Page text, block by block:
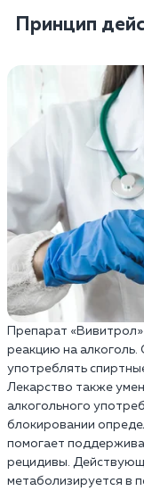
Принцип
Препарат
реакцию на
употреблять
Лекарство также
алкогольного
блокировании
помогает
рецидивы.
метаболизируется в